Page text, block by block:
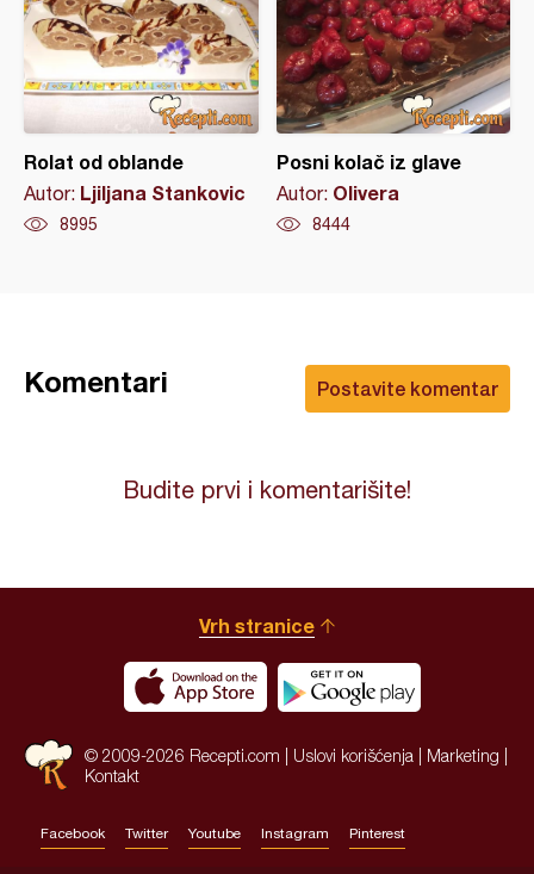
Rolat od oblande
Autor: Ljiljana Stankovic
8995
Posni kolač iz glave
Autor: Olivera
8444
Postavite komentar
Komentari
Budite prvi i komentarišite!
Vrh stranice
© 2009-2026 Recepti.com | Uslovi korišćenja Marketing
Kontakt
Facebook Twitter Youtube Instagram Pinterest